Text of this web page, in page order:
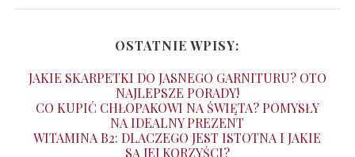
OSTATNIE WPISY:
JAKIE SKARPETKI DO JASNEGO GARNITURU? OTO
NAJLEPSZE PORADY!
CO KUPIĆ CHŁOPAKOWI NA ŚWIĘTA? POMYSŁY
NA IDEALNY PREZENT
WITAMINA B2: DLACZEGO JEST ISTOTNA I JAKIE
SĄ JEJ KORZYŚCI?